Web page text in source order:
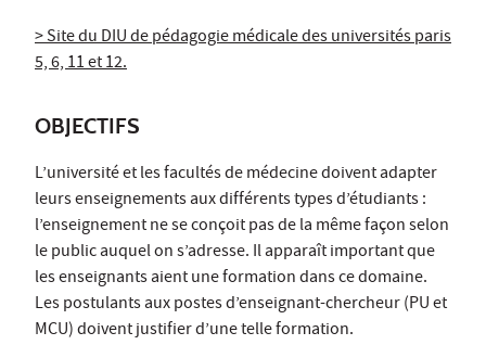
> Site du DIU de pédagogie médicale des universités paris
5, 6, 11 et 12.
OBJECTIFS
L’université et les facultés de médecine doivent adapter
leurs enseignements aux différents types d’étudiants :
l’enseignement ne se conçoit pas de la même façon selon
le public auquel on s’adresse. Il apparaît important que
les enseignants aient une formation dans ce domaine.
Les postulants aux postes d’enseignant-chercheur (PU et
MCU) doivent justifier d’une telle formation.